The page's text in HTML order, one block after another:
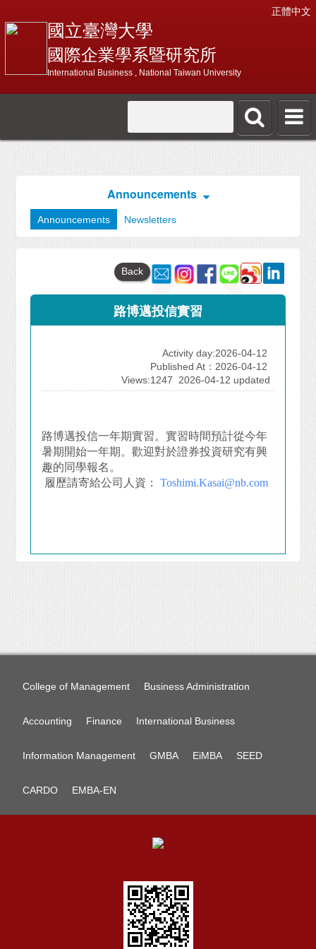
正體中文
國立臺灣大學
國際企業學系暨研究所
International Business , National Taiwan University
Announcements
Announcements Newsletters
Back
路博邁投信實習
Activity day:2026-04-12
Published At：2026-04-12
Views:1247
2026-04-12 updated
路博邁投信一年期實習。實習時間預計從今年
暑期開始一年期。歡迎對於證券投資研究有興
趣的同學報名。
履歷請寄給公司人資：Toshimi.Kasai@nb.com
College of Management Business Administration
Accounting Finance International Business
Information Management GMBA EiMBA SEED
CARDO EMBA-EN